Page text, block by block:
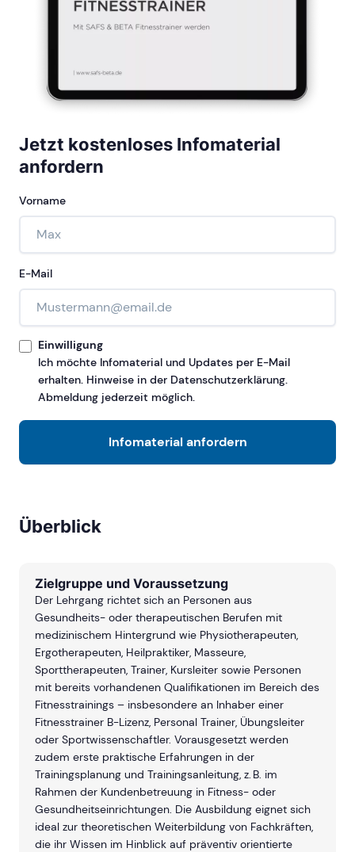
Jetzt kostenloses Infomaterial
anfordern
Vorname
E-Mail
Einwilligung
Ich möchte Infomaterial und Updates per E-Mail
erhalten. Hinweise in der Datenschutzerklärung.
Abmeldung jederzeit möglich.
Infomaterial anfordern
Überblick
Zielgruppe und Voraussetzung
Der Lehrgang richtet sich an Personen aus
Gesundheits- oder therapeutischen Berufen mit
medizinischem Hintergrund wie Physiotherapeuten,
Ergotherapeuten, Heilpraktiker, Masseure,
Sporttherapeuten, Trainer, Kursleiter sowie Personen
mit bereits vorhandenen Qualifikationen im Bereich des
Fitnesstrainings – insbesondere an Inhaber einer
Fitnesstrainer B-Lizenz, Personal Trainer, Übungsleiter
oder Sportwissenschaftler. Vorausgesetzt werden
zudem erste praktische Erfahrungen in der
Trainingsplanung und Trainingsanleitung, z. B. im
Rahmen der Kundenbetreuung in Fitness- oder
Gesundheitseinrichtungen. Die Ausbildung eignet sich
ideal zur theoretischen Weiterbildung von Fachkräften,
die ihr Wissen im Hinblick auf präventiv orientierte